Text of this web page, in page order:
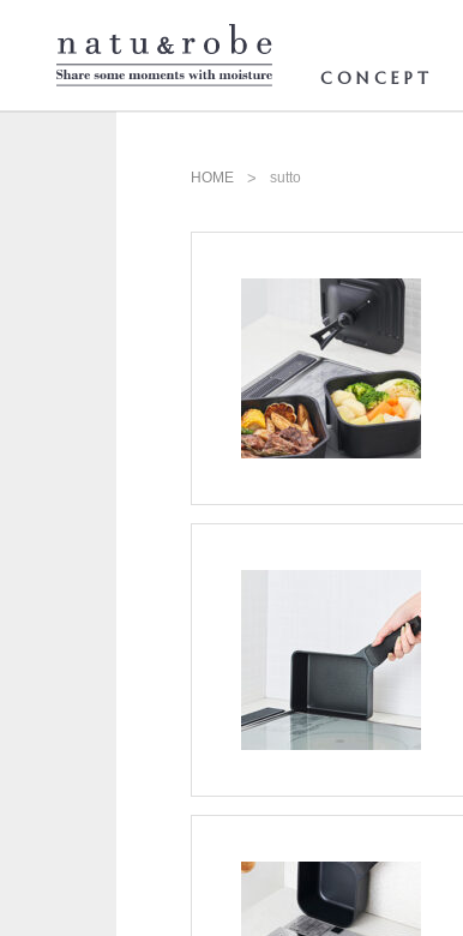
CONCEPT
HOME sutto